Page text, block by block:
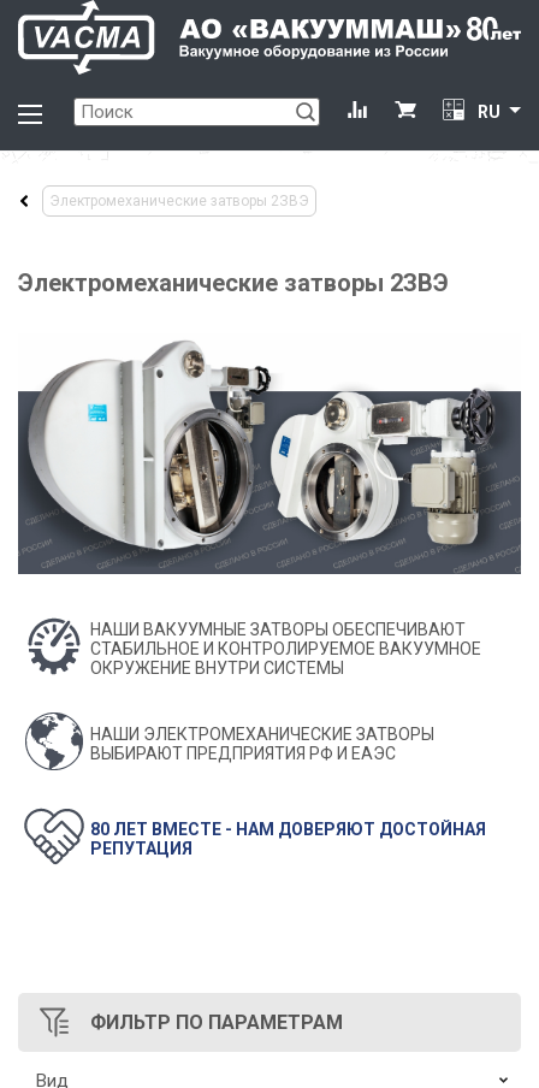
RU
Электромеханические затворы 2ЗВЭ
Электромеханические затворы 2ЗВЭ
НАШИ ВАКУУМНЫЕ ЗАТВОРЫ ОБЕСПЕЧИВАЮТ
СТАБИЛЬНОЕ И КОНТРОЛИРУЕМОЕ ВАКУУМНОЕ
ОКРУЖЕНИЕ ВНУТРИ СИСТЕМЫ
НАШИ ЭЛЕКТРОМЕХАНИЧЕСКИЕ ЗАТВОРЫ
ВЫБИРАЮТ ПРЕДПРИЯТИЯ РФ И ЕАЭС
80 ЛЕТ ВМЕСТЕ - НАМ ДОВЕРЯЮТ ДОСТОЙНАЯ
РЕПУТАЦИЯ
ФИЛЬТР ПО ПАРАМЕТРАМ
Вид